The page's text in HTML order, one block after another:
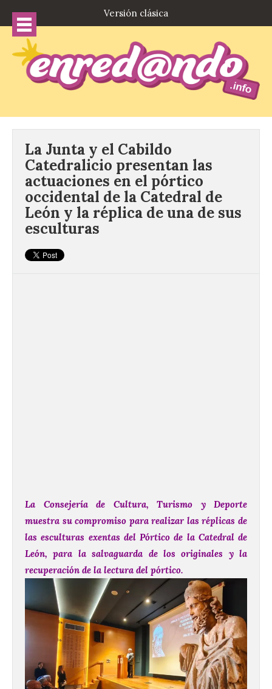
Versión clásica
La Junta y el Cabildo
Catedralicio presentan las
actuaciones en el pórtico
occidental de la Catedral de
León y la réplica de una de sus
esculturas
La Consejería de Cultura, Turismo y Deporte
muestra su compromiso para realizar las réplicas de
las esculturas exentas del Pórtico de la Catedral de
León, para la salvaguarda de los originales y la
recuperación de la lectura del pórtico.